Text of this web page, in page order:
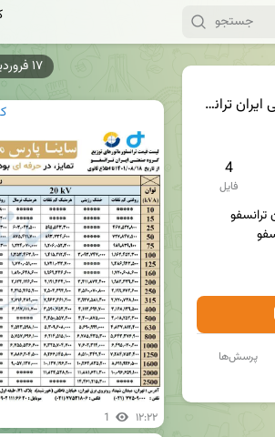
- ساینا پارس
4
فایل
پرسش‌ها
1 ۱۲:۲۲